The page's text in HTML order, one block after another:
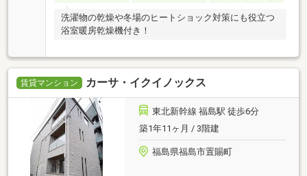
洗濯物の乾燥や冬場のヒートショック対策にも役立つ
浴室暖房乾燥機付き！
賃貸マンション カーサ・イクイノックス
東北新幹線 福島駅 徒歩6分
築1年11ヶ月 / 3階建
福島県福島市置賜町